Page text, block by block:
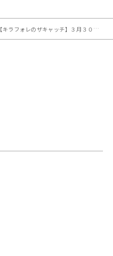
【キラフォレのザキャッチ】３月３０日のメールテーマ＆生電話募集！